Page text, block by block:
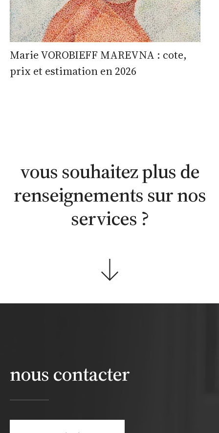
Marie VOROBIEFF MAREVNA : cote,
prix et estimation en 2026
vous souhaitez plus de
renseignements sur nos
services ?
nous contacter